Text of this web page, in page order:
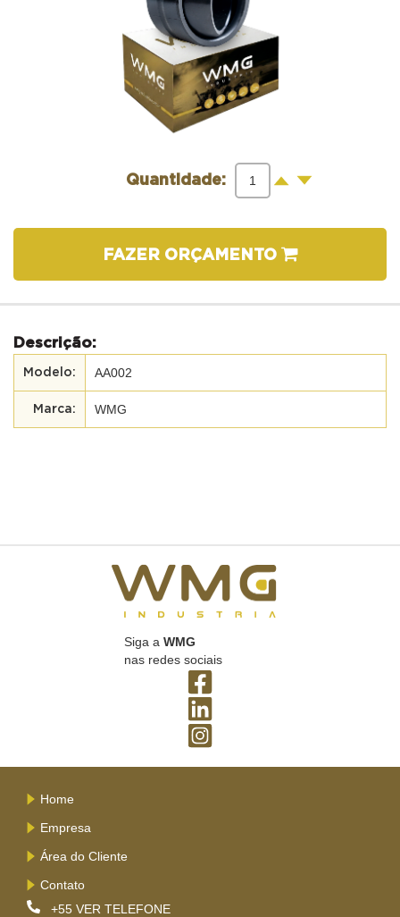
Quantidade: + -
FAZER ORÇAMENTO
Descrição:
AA002
WMG
Siga a WMG
nas redes sociais
Home
Empresa
Área do Cliente
Contato
+55 VER TELEFONE